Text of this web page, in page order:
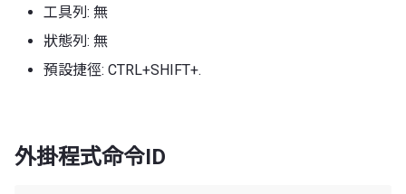
工具列: 無
狀態列: 無
預設捷徑: CTRL+SHIFT+.
外掛程式命令ID